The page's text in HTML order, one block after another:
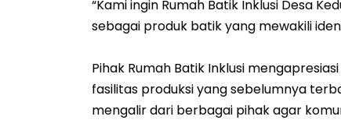
“Kami ingin Rumah Batik Inklusi Desa
sebagai produk batik yang mewakili
Pihak Rumah Batik Inklusi
fasilitas produksi yang sebelumnya
mengalir dari berbagai pihak agar